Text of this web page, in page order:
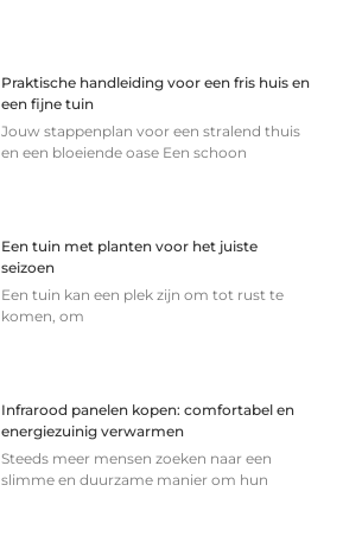
Praktische handleiding voor een fris huis en
een fijne tuin
Jouw stappenplan voor een stralend thuis
en een bloeiende oase Een schoon
Een tuin met planten voor het juiste
seizoen
Een tuin kan een plek zijn om tot rust te
komen, om
Infrarood panelen kopen: comfortabel en
energiezuinig verwarmen
Steeds meer mensen zoeken naar een
slimme en duurzame manier om hun